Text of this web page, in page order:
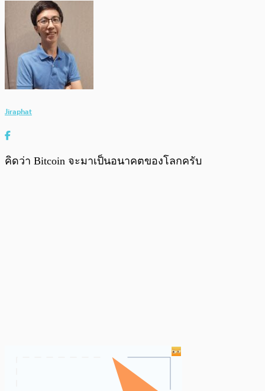
Jiraphat
คิดว่า Bitcoin จะมาเป็นอนาคตของโลกครับ